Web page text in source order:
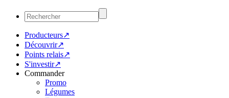
Producteurs↗
Découvrir↗
Points relais↗
S'investir↗
Commander
Promo
Légumes